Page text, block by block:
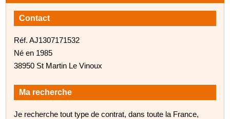
Contact
Réf. AJ1307171532
Né en 1985
38950 St Martin Le Vinoux
Ma recherche
Je recherche tout type de contrat, dans toute la France,